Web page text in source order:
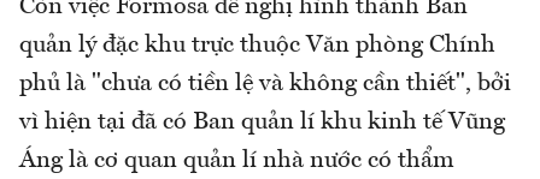
Còn việc Formosa đề nghị hình thành Ban
quản lý đặc khu trực thuộc Văn phòng Chính
phủ là "chưa có tiền lệ và không cần thiết", bởi
vì hiện tại đã có Ban quản lí khu kinh tế Vũng
Áng là cơ quan quản lí nhà nước có thẩm